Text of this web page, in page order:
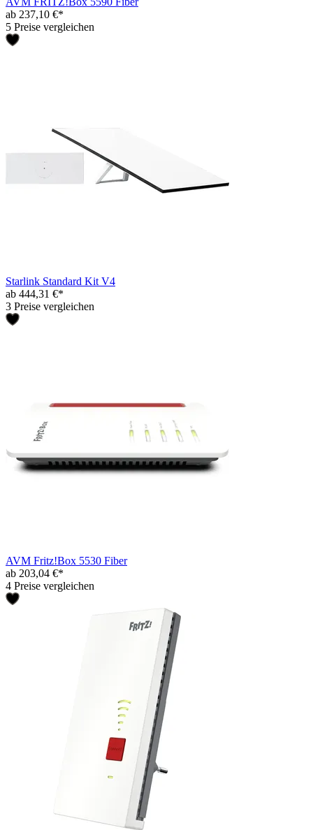
ab 237,10 €*
5 Preise vergleichen
Starlink Standard Kit V4
ab 444,31 €*
3 Preise vergleichen
AVM Fritz!Box 5530 Fiber
ab 203,04 €*
4 Preise vergleichen